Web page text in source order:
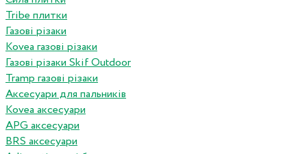
Tribe плитки
Газові різаки
Kovea газові різаки
Газові різаки Skif Outdoor
Tramp газові різаки
Аксесуари для пальників
Kovea аксесуари
APG аксесуари
BRS аксесуари